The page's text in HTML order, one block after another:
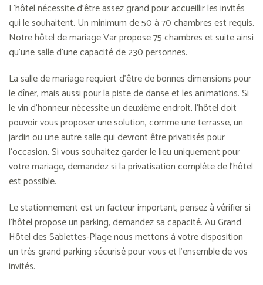
L’hôtel nécessite d’être assez grand pour accueillir les invités
qui le souhaitent. Un minimum de 50 à 70 chambres est requis.
Notrehôtel de mariage Varpropose 75 chambres et suite ainsi
qu’une salle d’une capacité de 230 personnes.
La salle de mariage requiert d’être de bonnes dimensions pour
le dîner, mais aussi pour la piste de danse et les animations. Si
le vin d’honneur nécessite un deuxième endroit, l’hôtel doit
pouvoir vous proposer une solution, comme une terrasse, un
jardin ou une autre salle qui devront être privatisés pour
l’occasion. Si vous souhaitez garder le lieu uniquement pour
votre mariage, demandez si la privatisation complète de l’hôtel
est possible.
Le stationnement est un facteur important, pensez à vérifier si
l’hôtel propose un parking, demandez sa capacité. Au Grand
Hôtel des Sablettes-Plage nous mettons à votre disposition
un très grand parking sécurisé pour vous et l’ensemble de vos
invités.